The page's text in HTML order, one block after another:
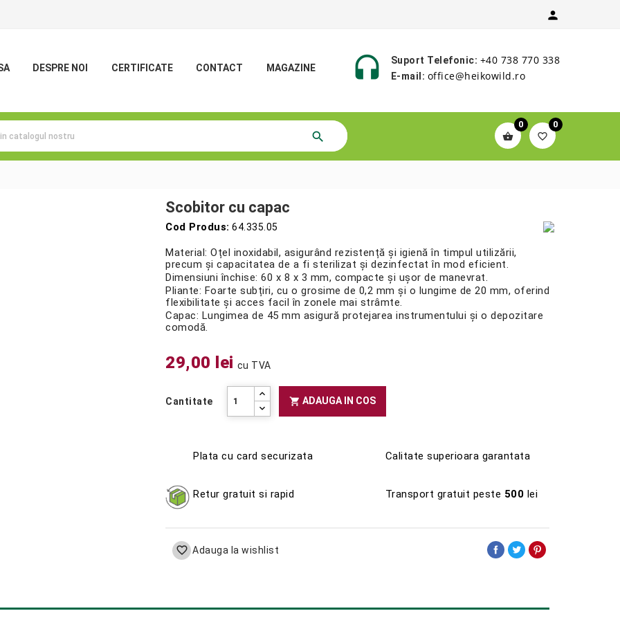

DESPRE NOI CERTIFICATE CONTACT MAGAZINE  Suport Telefonic: +40 738 770 338
E-mail: office@heikowild.ro
 
0

0
Scobitor cu capac
Cod Produs: 64.335.05
Material: Oțel inoxidabil, asigurând rezistență și igienă în timpul utilizării,
precum și capacitatea de a fi sterilizat și dezinfectat în mod eficient.
Dimensiuni închise: 60 x 8 x 3 mm, compacte și ușor de manevrat.
Pliante: Foarte subțiri, cu o grosime de 0,2 mm și o lungime de 20 mm, oferind
flexibilitate și acces facil în zonele mai strâmte.
Capac: Lungimea de 45 mm asigură protejarea instrumentului și o depozitare
comodă.
29,00 lei cu TVA
Cantitate  ADAUGA IN COS
Plata cu card securizata Calitate superioara garantata
Retur gratuit si rapid Transport gratuit peste 500 lei
 Adauga la wishlist